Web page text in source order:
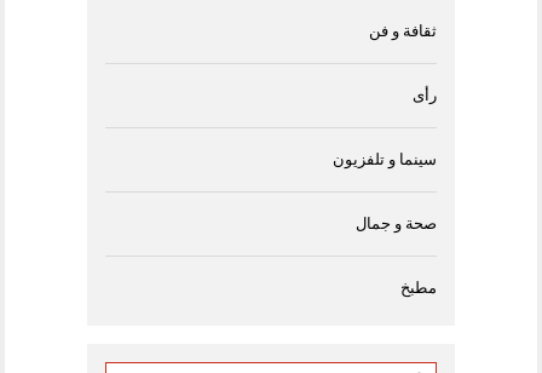
ثقافة و فن
رأى
سينما و تلفزيون
صحة و جمال
مطبخ